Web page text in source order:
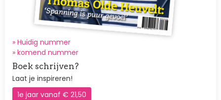
» Huidig nummer
» komend nummer
Boek schrijven?
Laat je inspireren!
1e jaar vanaf € 21,50